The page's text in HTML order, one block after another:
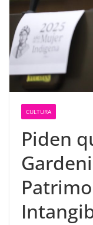
CULTURA
Piden